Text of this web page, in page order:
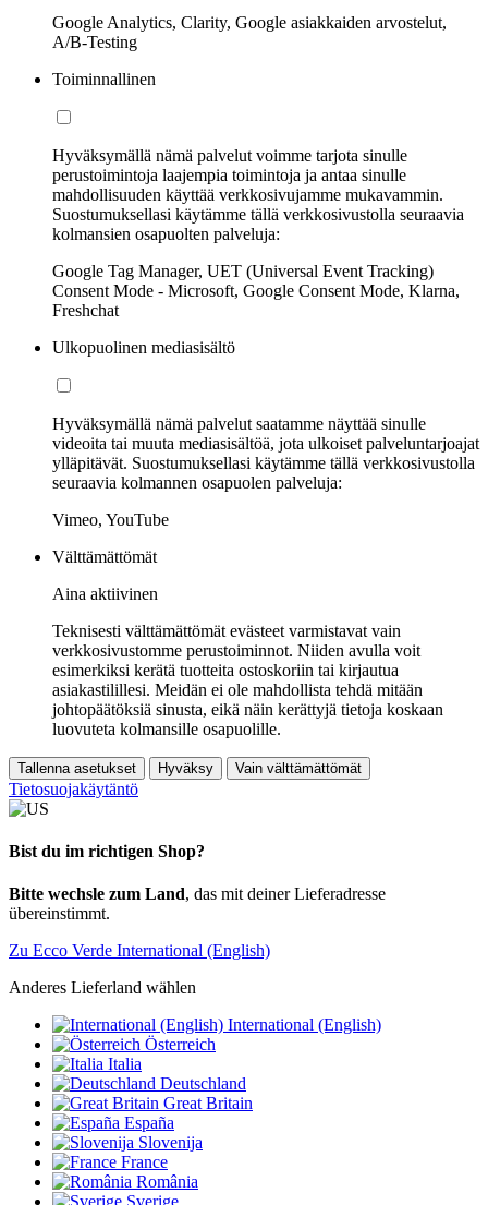
Google Analytics, Clarity, Google asiakkaiden arvostelut,
A/B-Testing
Toiminnallinen
Hyväksymällä nämä palvelut voimme tarjota sinulle
perustoimintoja laajempia toimintoja ja antaa sinulle
mahdollisuuden käyttää verkkosivujamme mukavammin.
Suostumuksellasi käytämme tällä verkkosivustolla seuraavia
kolmansien osapuolten palveluja:
Google Tag Manager, UET (Universal Event Tracking)
Consent Mode - Microsoft, Google Consent Mode, Klarna,
Freshchat
Ulkopuolinen mediasisältö
Hyväksymällä nämä palvelut saatamme näyttää sinulle
videoita tai muuta mediasisältöä, jota ulkoiset palveluntarjoajat
ylläpitävät. Suostumuksellasi käytämme tällä verkkosivustolla
seuraavia kolmannen osapuolen palveluja:
Vimeo, YouTube
Välttämättömät
Aina aktiivinen
Teknisesti välttämättömät evästeet varmistavat vain
verkkosivustomme perustoiminnot. Niiden avulla voit
esimerkiksi kerätä tuotteita ostoskoriin tai kirjautua
asiakastilillesi. Meidän ei ole mahdollista tehdä mitään
johtopäätöksiä sinusta, eikä näin kerättyjä tietoja koskaan
luovuteta kolmansille osapuolille.
Tallenna asetukset Hyväksy Vain välttämättömät
Tietosuojakäytäntö
Bist du im richtigen Shop?
Bitte wechsle zum Land, das mit deiner Lieferadresse
übereinstimmt.
Zu Ecco Verde International (English)
Anderes Lieferland wählen
International (English)
Österreich
Italia
Deutschland
Great Britain
España
Slovenija
France
România